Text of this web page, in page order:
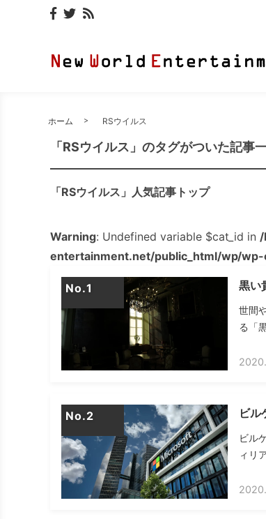
ホーム RSウイルス
「RSウイルス」のタグがついた記事
「RSウイルス」人気記事トップ
Warning: Undefined variable $cat_id in/
entertainment.net/public_html/wp/
No. 黒い
世間
る「
No. ビル
ビル
ィリ